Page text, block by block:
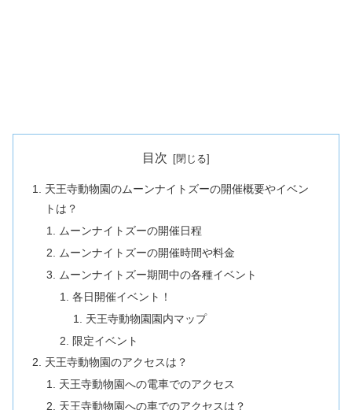
目次
天王寺動物園のムーンナイトズーの開催概要やイベン
トは？
ムーンナイトズーの開催日程
ムーンナイトズーの開催時間や料金
ムーンナイトズー期間中の各種イベント
各日開催イベント！
天王寺動物園園内マップ
限定イベント
天王寺動物園のアクセスは？
天王寺動物園への電車でのアクセス
天王寺動物園への車でのアクセスは？